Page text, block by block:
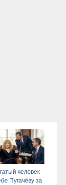
человек
Пугачёву за